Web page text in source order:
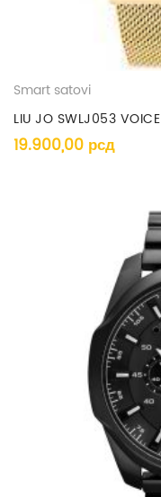
Smart satovi
LIU JO SWLJ053 VOICE
19.900,00 рсд